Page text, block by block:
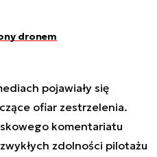
dronem
pojawiały się
ofiar zestrzelenia.
komentariatu
zdolności pilotażu